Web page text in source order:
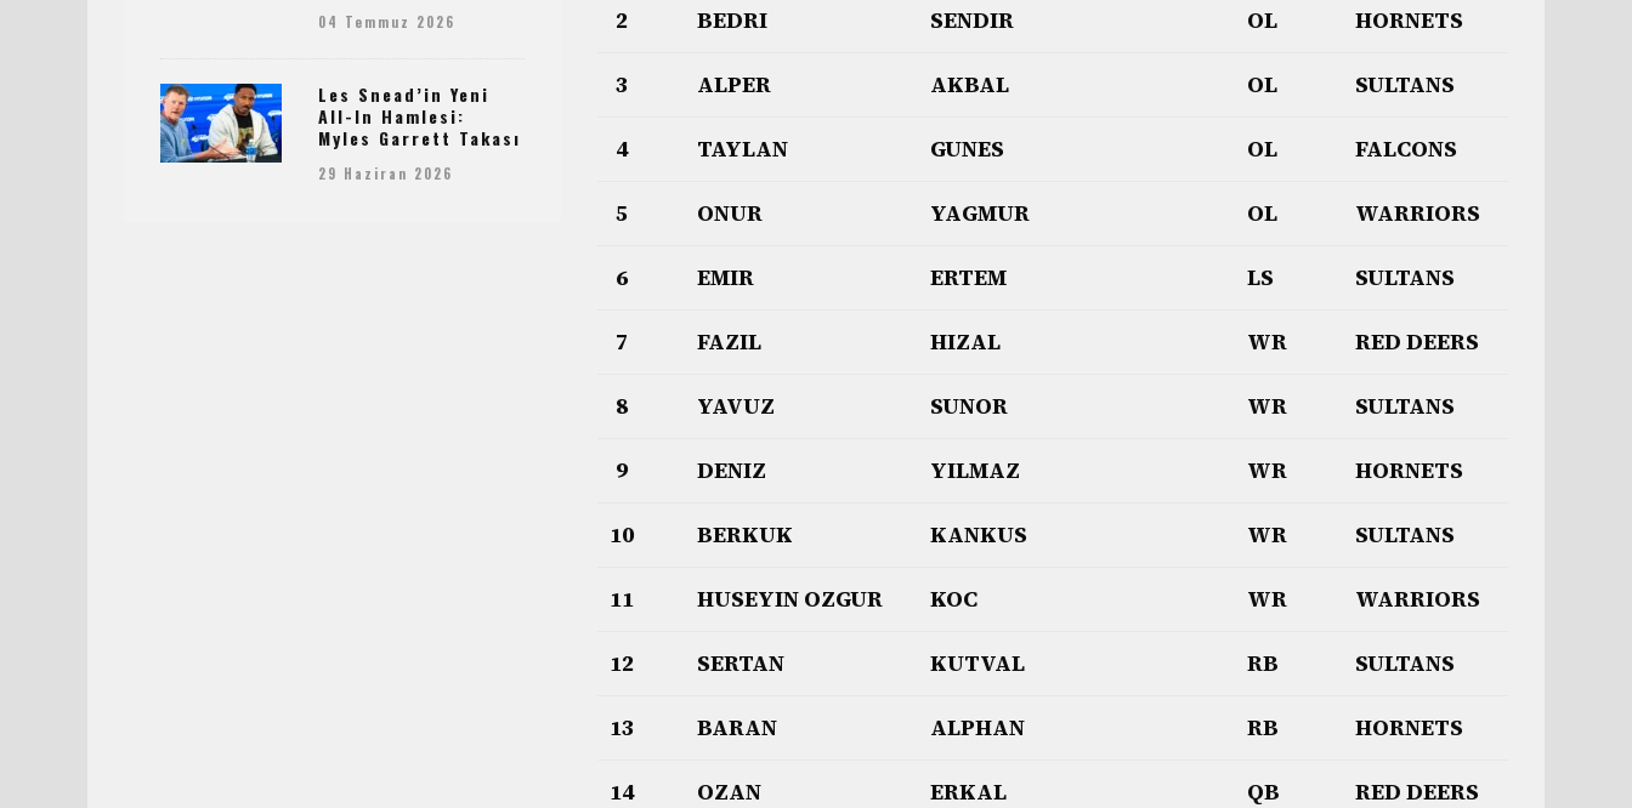
2 BEDRI SENDIR OL HORNETS
3 ALPER AKBAL OL SULTANS
4 TAYLAN GUNES OL FALCONS
5 ONUR YAGMUR OL WARRIORS
6 EMIR ERTEM LS SULTANS
7 FAZIL HIZAL WR RED DEERS
8 YAVUZ SUNOR WR SULTANS
9 DENIZ YILMAZ WR HORNETS
10 BERKUK KANKUS WR SULTANS
11 HUSEYIN OZGUR KOC WR WARRIORS
12 SERTAN KUTVAL RB SULTANS
13 BARAN ALPHAN RB HORNETS
14 OZAN ERKAL QB RED DEERS
04 Temmuz 2026
Les Snead’in Yeni
All-In Hamlesi:
Myles Garrett Takası
29 Haziran 2026